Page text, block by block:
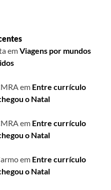
emViagens por mundos
em Entre currículo
o Natal
em Entre currículo
o Natal
em Entre currículo
o Natal